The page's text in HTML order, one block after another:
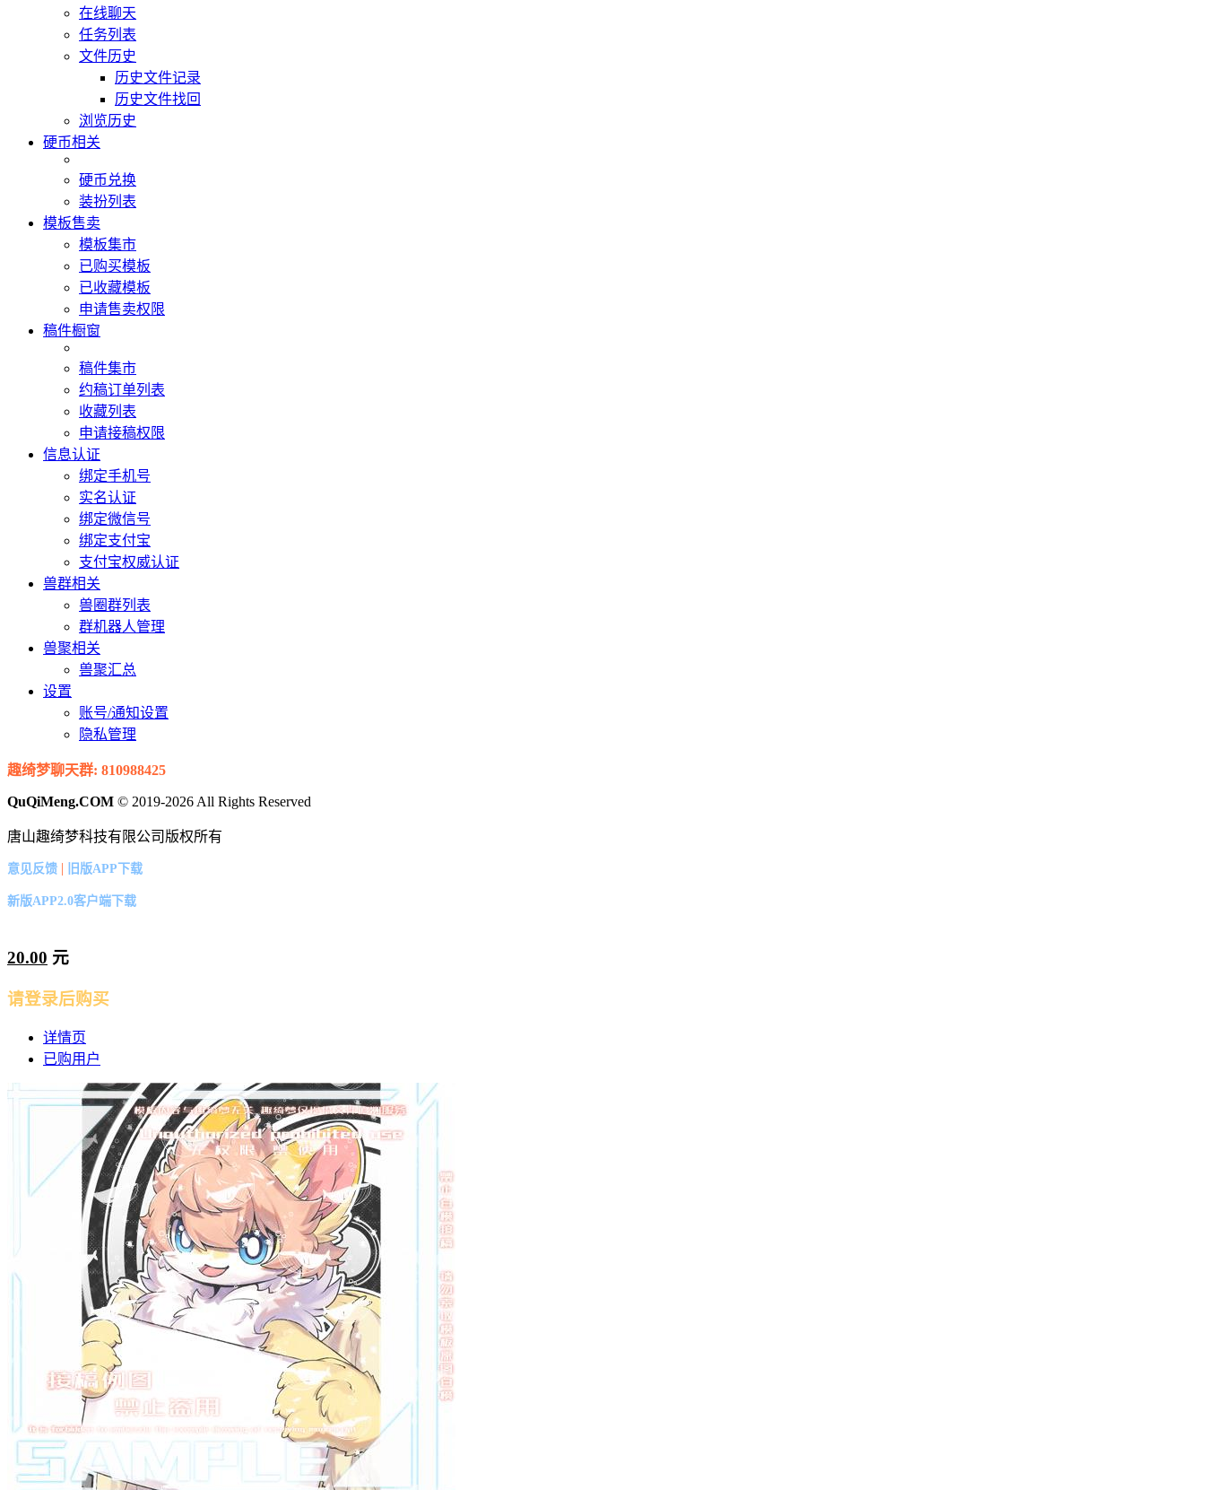
在线聊天
任务列表
文件历史
历史文件记录
历史文件找回
浏览历史
硬币相关
硬币兑换
装扮列表
模板售卖
模板集市
已购买模板
已收藏模板
申请售卖权限
稿件橱窗
稿件集市
约稿订单列表
收藏列表
申请接稿权限
信息认证
绑定手机号
实名认证
绑定微信号
绑定支付宝
支付宝权威认证
兽群相关
兽圈群列表
群机器人管理
兽聚相关
兽聚汇总
设置
账号/通知设置
隐私管理
趣绮梦聊天群: 810988425
QuQiMeng.COM © 2019-2026 All Rights Reserved
唐山趣绮梦科技有限公司版权所有
意见反馈 | 旧版APP下载
新版APP2.0客户端下载
20.00 元
请登录后购买
详情页
已购用户